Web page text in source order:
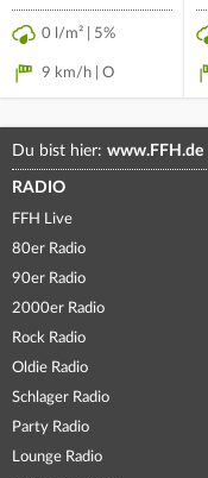
0 l/m² | 5%
9 km/h | O
Du bist hier: www.FFH.de
RADIO
FFH Live
80er Radio
90er Radio
2000er Radio
Rock Radio
Oldie Radio
Schlager Radio
Party Radio
Lounge Radio